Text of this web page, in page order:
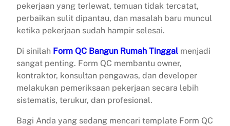
pekerjaan yang terlewat, temuan tidak tercatat,
perbaikan sulit dipantau, dan masalah baru muncul
ketika pekerjaan sudah hampir selesai.
Di sinilah Form QC Bangun Rumah Tinggal menjadi
sangat penting. Form QC membantu owner,
kontraktor, konsultan pengawas, dan developer
melakukan pemeriksaan pekerjaan secara lebih
sistematis, terukur, dan profesional.
Bagi Anda yang sedang mencari template Form QC